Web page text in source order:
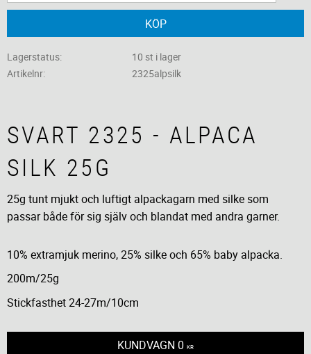
KÖP
Lagerstatus
10 st i lager
Artikelnr
2325alpsilk
SVART 2325 - ALPACA
SILK 25G
25g tunt mjukt och luftigt alpackagarn med silke som
passar både för sig själv och blandat med andra garner.
10% extramjuk merino, 25% silke och 65% baby alpacka.
200m/25g
Stickfasthet 24-27m/10cm
KUNDVAGN 0 KR